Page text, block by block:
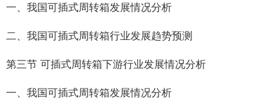
一、我国可插式周转箱发展情况分析
二、我国可插式周转箱行业发展趋势预测
第三节 可插式周转箱下游行业发展情况分析
一、我国可插式周转箱发展情况分析